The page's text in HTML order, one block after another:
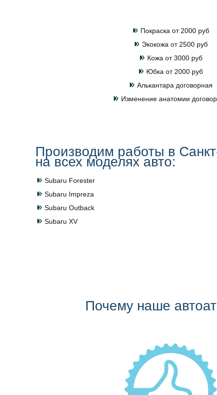
Покраска от 2000 руб
Экокожа от 2500 руб
Кожа от 3000 руб
Юбка от 2000 руб
Алькантара договорная
Изменение анатомии
Производим работы в
на всех моделях авто:
Subaru Forester
Subaru Impreza
Subaru Outback
Subaru XV
Почему наше